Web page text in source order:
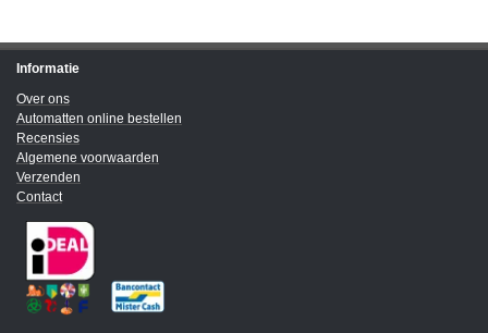
Informatie
Over ons
Automatten online bestellen
Recensies
Algemene voorwaarden
Verzenden
Contact